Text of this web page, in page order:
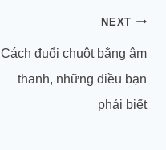
NEXT
Cách đuổi chuột bằng âm
thanh, những điều bạn
phải biết